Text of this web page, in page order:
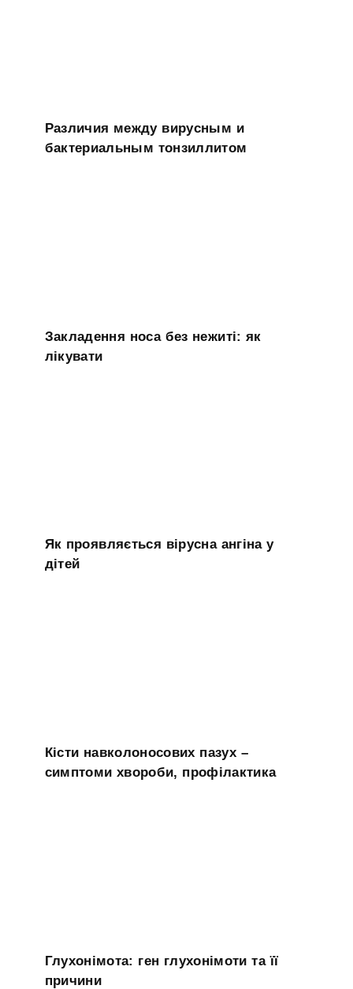
Различия между вирусным и
бактериальным тонзиллитом
Закладення носа без нежиті: як
лікувати
Як проявляється вірусна ангіна у
дітей
Кісти навколоносових пазух –
симптоми хвороби, профілактика
Глухонімота: ген глухонімоти та її
причини